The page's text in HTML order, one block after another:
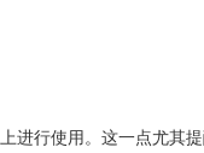
进行使用。这一点尤其提